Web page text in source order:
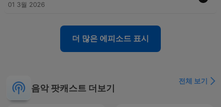
01 3월 2026
더 많은 에피소드 표시
음악 팟캐스트 더보기
전체 보기